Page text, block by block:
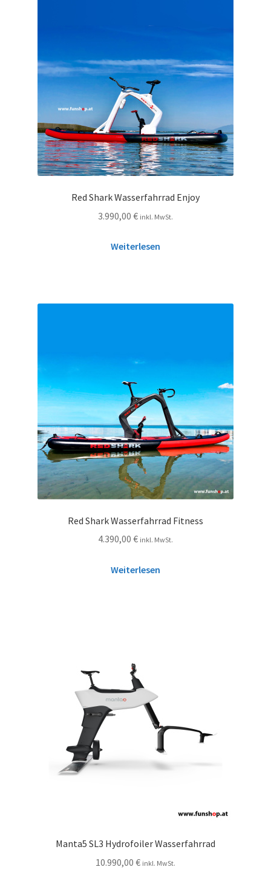
Red Shark Wasserfahrrad Enjoy
3.990,00 € inkl. MwSt.
Weiterlesen
Red Shark Wasserfahrrad Fitness
4.390,00 € inkl. MwSt.
Weiterlesen
Manta5 SL3 Hydrofoiler Wasserfahrrad
10.990,00 € inkl. MwSt.